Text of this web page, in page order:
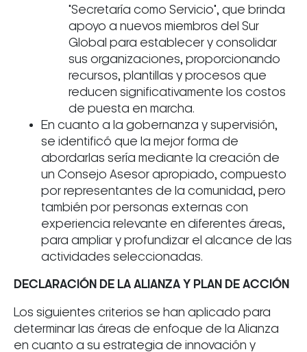
"Secretaría como Servicio", que brinda
apoyo a nuevos miembros del Sur
Global para establecer y consolidar
sus organizaciones, proporcionando
recursos, plantillas y procesos que
reducen significativamente los costos
de puesta en marcha.
En cuanto a la gobernanza y supervisión,
se identificó que la mejor forma de
abordarlas sería mediante la creación de
un Consejo Asesor apropiado, compuesto
por representantes de la comunidad, pero
también por personas externas con
experiencia relevante en diferentes áreas,
para ampliar y profundizar el alcance de las
actividades seleccionadas.
DECLARACIÓN DE LA ALIANZA Y PLAN DE ACCIÓN
Los siguientes criterios se han aplicado para
determinar las áreas de enfoque de la Alianza
en cuanto a su estrategia de innovación y